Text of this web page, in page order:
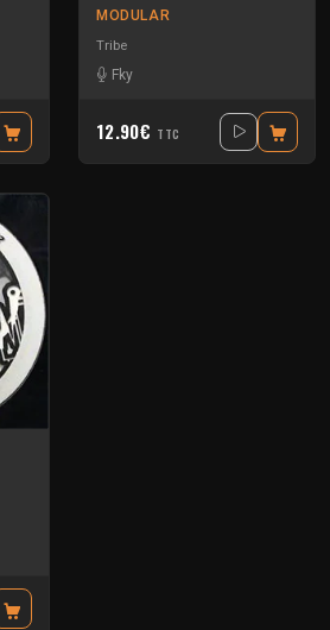
MODULAR
Tribe
Fky
12.90€ TTC